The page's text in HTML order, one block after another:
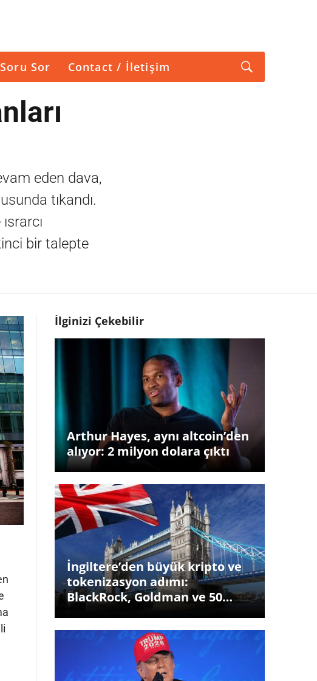
Soru Sor Contact / İletişim
eden dava,
tıkandı.
bir talepte
İlginizi Çekebilir
Arthur Hayes, aynı altcoin’den
alıyor: 2 milyon dolara çıktı
İngiltere’den büyük kripto ve
tokenizasyon adımı:
BlackRock, Goldman ve 50…